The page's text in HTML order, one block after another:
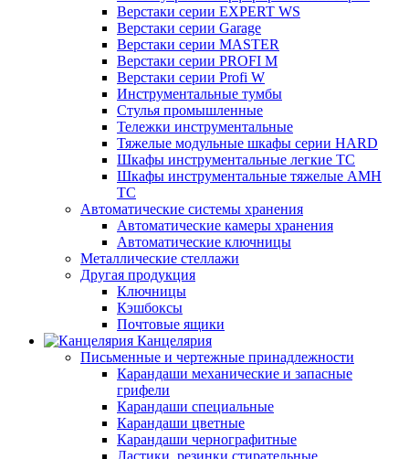
Верстаки серии EXPERT WS
Верстаки серии Garage
Верстаки серии MASTER
Верстаки серии PROFI M
Верстаки серии Profi W
Инструментальные тумбы
Стулья промышленные
Тележки инструментальные
Тяжелые модульные шкафы серии HARD
Шкафы инструментальные легкие ТС
Шкафы инструментальные тяжелые AMH
TC
Автоматические системы хранения
Автоматические камеры хранения
Автоматические ключницы
Металлические стеллажи
Другая продукция
Ключницы
Кэшбоксы
Почтовые ящики
Канцелярия
Письменные и чертежные принадлежности
Карандаши механические и запасные
грифели
Карандаши специальные
Карандаши цветные
Карандаши чернографитные
Ластики, резинки стирательные